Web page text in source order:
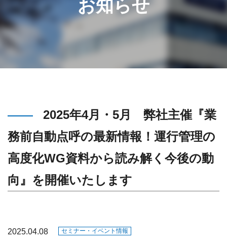
お知らせ
2025年4月・5月 弊社主催『業
務前自動点呼の最新情報！運行管理の
高度化WG資料から読み解く今後の動
向』を開催いたします
2025.04.08 セミナー・イベント情報